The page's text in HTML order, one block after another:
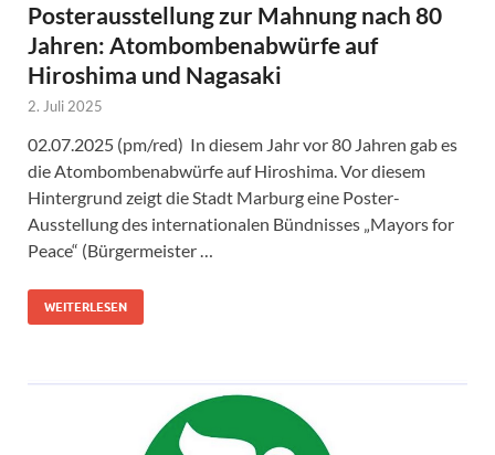
Posterausstellung zur Mahnung nach 80
Jahren: Atombombenabwürfe auf
Hiroshima und Nagasaki
2. Juli 2025
02.07.2025 (pm/red) In diesem Jahr vor 80 Jahren gab es
die Atombombenabwürfe auf Hiroshima. Vor diesem
Hintergrund zeigt die Stadt Marburg eine Poster-
Ausstellung des internationalen Bündnisses „Mayors for
Peace“ (Bürgermeister …
WEITERLESEN